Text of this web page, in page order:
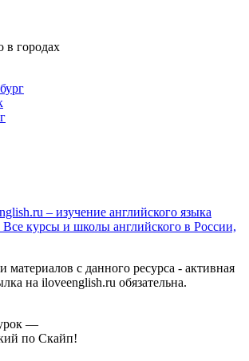
в городах
– изучение английского языка
Все курсы и школы английского в России,
материалов с данного ресурса - активная
на iloveenglish.ru обязательна.
—
по Скайп!